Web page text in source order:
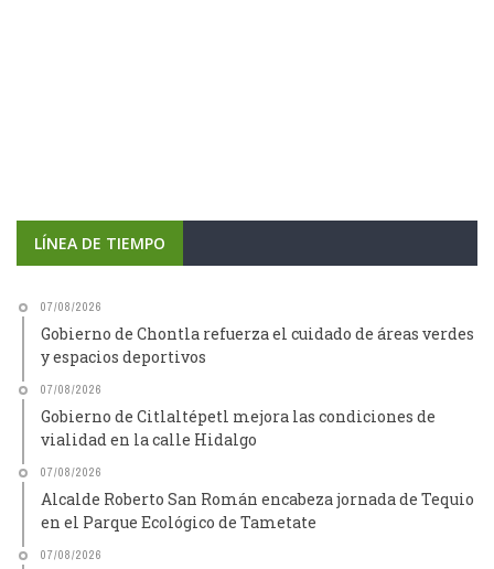
LÍNEA DE TIEMPO
07/08/2026
Gobierno de Chontla refuerza el cuidado de áreas verdes
y espacios deportivos
07/08/2026
Gobierno de Citlaltépetl mejora las condiciones de
vialidad en la calle Hidalgo
07/08/2026
Alcalde Roberto San Román encabeza jornada de Tequio
en el Parque Ecológico de Tametate
07/08/2026